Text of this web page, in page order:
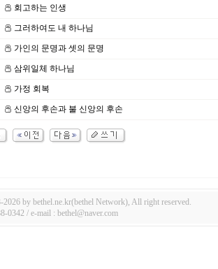
회고하는 인생
그러하여도 내 하나님
가인의 문명과 셋의 문명
삼위일체 하나님
가정 회복
신앙의 후손과 불 신앙의 후손
by bethel.ne.kr(bethel Network), All right reserved.
0342 / e-mail : bethel@naver.com